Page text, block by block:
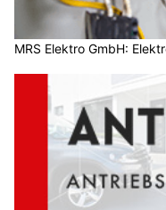
MRS Elektro GmbH: